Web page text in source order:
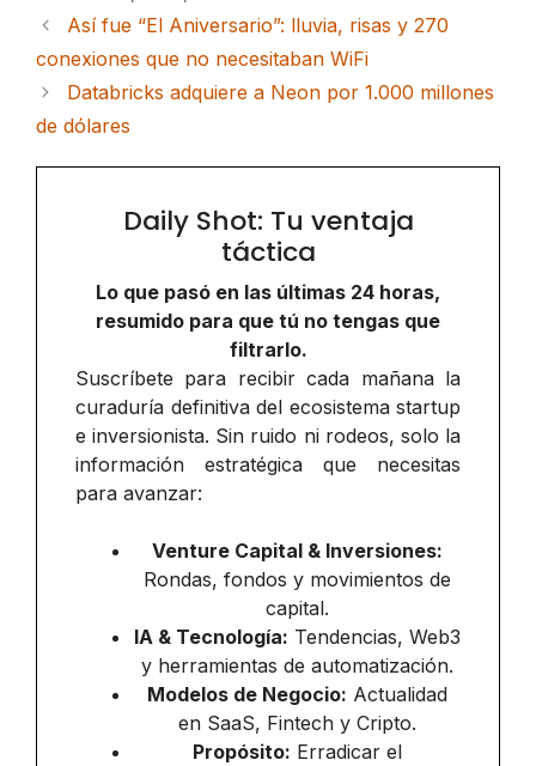
Así fue “El Aniversario”: lluvia, risas y 270
conexiones que no necesitaban WiFi
Databricks adquiere a Neon por 1.000 millones
de dólares
Daily Shot: Tu ventaja
táctica
Lo que pasó en las últimas 24 horas,
resumido para que tú no tengas que
filtrarlo.
Suscríbete para recibir cada mañana la
curaduría definitiva del ecosistema startup
e inversionista. Sin ruido ni rodeos, solo la
información estratégica que necesitas
para avanzar:
Venture Capital & Inversiones:
Rondas, fondos y movimientos de
capital.
IA & Tecnología: Tendencias, Web3
y herramientas de automatización.
Modelos de Negocio: Actualidad
en SaaS, Fintech y Cripto.
Propósito: Erradicar el